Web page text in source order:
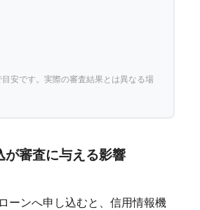
安です。実際の審査結果とは異なる場
が審査に与える影響
ーンへ申し込むと、信用情報機